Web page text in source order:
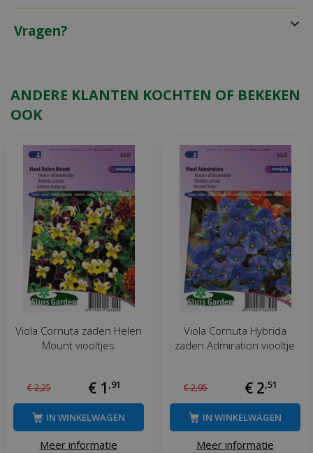
Vragen?
ANDERE KLANTEN KOCHTEN OF BEKEKEN
OOK
Viola Cornuta zaden Helen
Mount viooltjes
€2,25 € 1 ,91
Meer informatie
IN WINKELWAGEN
Viola Cornuta Hybrida
zaden Admiration viooltje
€2,95 € 2,51
Meer informatie
IN WINKELWAGEN